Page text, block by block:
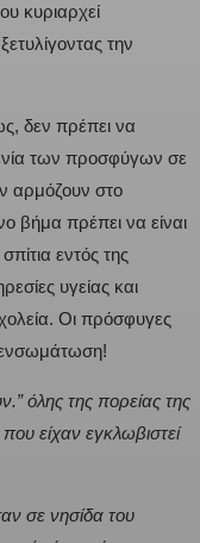
κυριαρχεί
την
δεν πρέπει να
των προσφύγων σε
αρμόζουν στο
βήμα πρέπει να είναι
εντός της
υγείας και
Οι πρόσφυγες
ενσωμάτωση!
όλης της πορείας της
είχαν εγκλωβιστεί
σε νησίδα του